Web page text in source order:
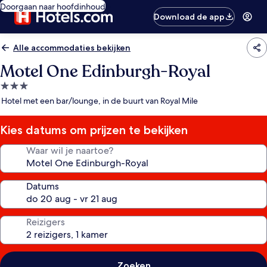
Doorgaan naar hoofdinhoud
Download de app
Alle accommodaties bekijken
Motel One Edinburgh-Royal
3.0-
sterrenaccommodatie
Hotel met een bar/lounge, in de buurt van Royal Mile
Kies datums om prijzen te bekijken
Waar wil je naartoe?
Datums
Reizigers